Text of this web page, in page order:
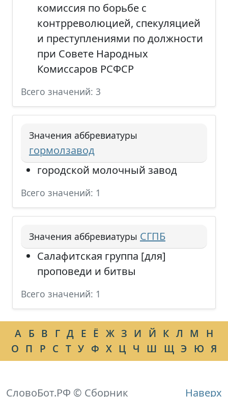
комиссия по борьбе с
контрреволюцией, спекуляцией
и преступлениями по должности
при Совете Народных
Комиссаров РСФСР
Всего значений: 3
Значения аббревиатуры
гормолзавод
городской молочный завод
Всего значений: 1
Значения аббревиатуры СГПБ
Салафитская группа [для]
проповеди и битвы
Всего значений: 1
А Б В Г Д Е Ё Ж З И Й К Л М
Н
О П Р С Т У Ф Х Ц Ч Ш Щ Э Ю Я
Наверх
СловоБот.РФ © Сборник